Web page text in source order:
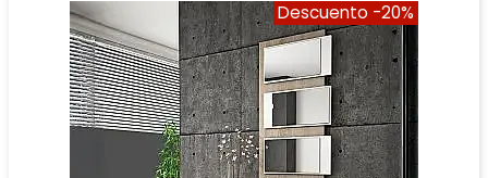
Descuento -20%